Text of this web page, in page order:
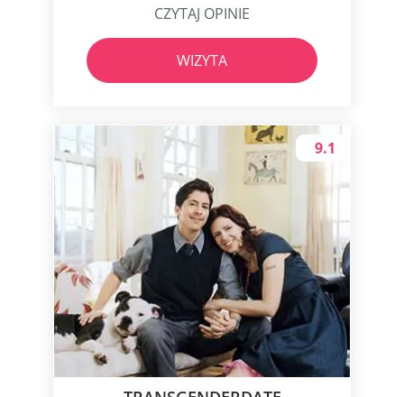
CZYTAJ OPINIE
WIZYTA
9.1